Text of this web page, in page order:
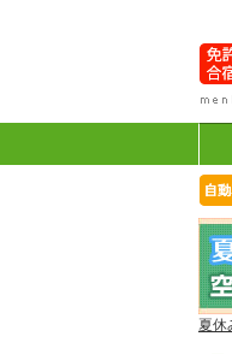
夏休